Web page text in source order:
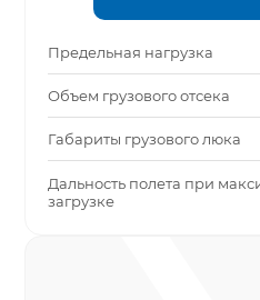
Предельная нагрузка
Объем грузового отсека
Габариты грузового люка
Дальность полета при
загрузке